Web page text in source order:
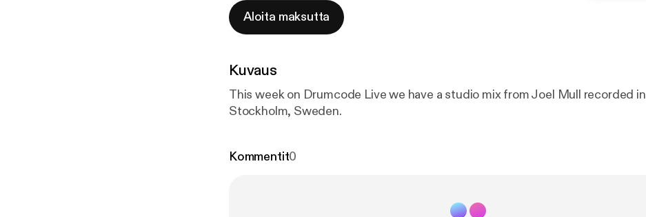
Aloita maksutta
Kuvaus
This week on Drumcode Live we have a studio mix from Joel Mull recorded in
Stockholm, Sweden.
Kommentit0